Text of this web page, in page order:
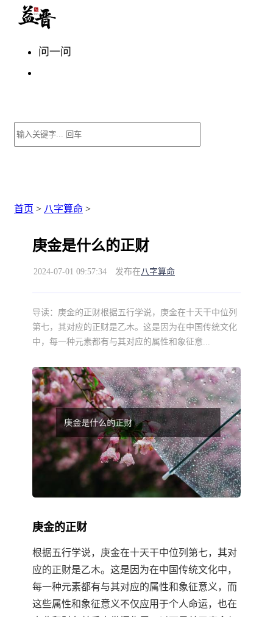
问一问
首页 > 八字算命 >
庚金是什么的正财
2024-07-01 09:57:34 发布在八字算命
导读： 庚金的正财根据五行学说，庚金在十天干中位列
第七，其对应的正财是乙木。这是因为在中国传统文化
中，每一种元素都有与其对应的属性和象征意...
庚金的正财
根据五行学说，庚金在十天干中位列第七，其对
应的正财是乙木。这是因为在中国传统文化中，
每一种元素都有与其对应的属性和象征意义，而
这些属性和象征意义不仅应用于个人命运，也在